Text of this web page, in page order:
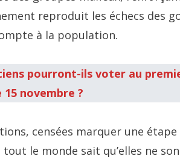
reproduit les échecs des
à la population.
pourront-ils voter au
15 novembre ?
censées marquer une
tout le monde sait qu’elles ne